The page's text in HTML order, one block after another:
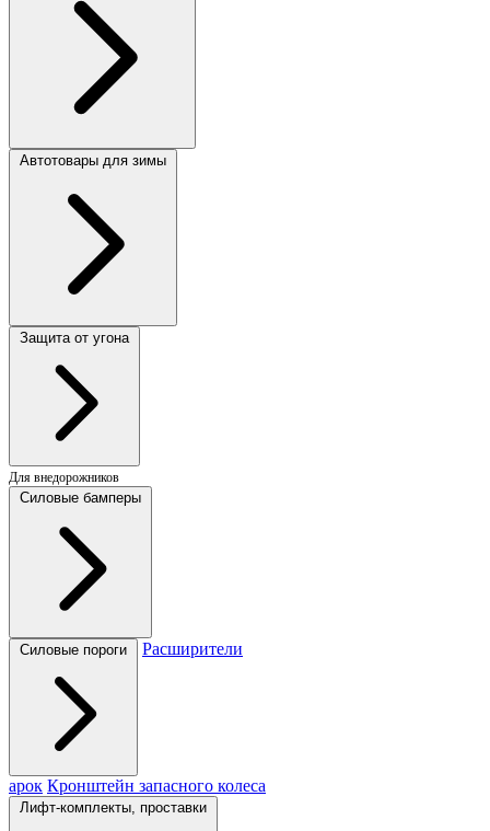
Автотовары для зимы
Защита от угона
Для внедорожников
Силовые бамперы
Силовые пороги Расширители
арок Кронштейн запасного колеса
Лифт-комплекты, проставки